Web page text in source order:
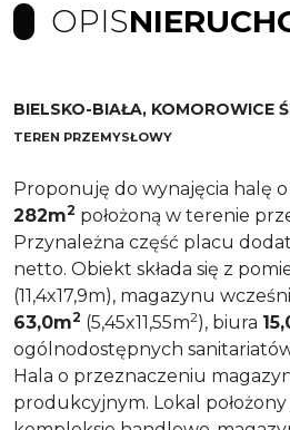
OPIS
BIELSKO-BIAŁA, KOMOROWICE
TEREN PRZEMYSŁOWY
Proponuję do wynajęcia halę
282m2 położoną w terenie
Przynależna część placu
netto. Obiekt składa się z
(11,4x17,9m), magazynu
63,0m2 (5,45x11,55m2), biura
ogólnodostępnych
Hala o przeznaczeniu
produkcyjnym. Lokal